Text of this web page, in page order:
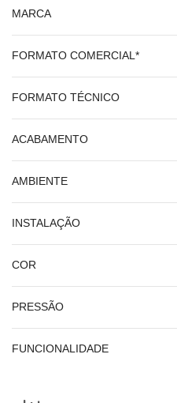
MARCA
FORMATO COMERCIAL*
FORMATO TÉCNICO
ACABAMENTO
AMBIENTE
INSTALAÇÃO
COR
PRESSÃO
FUNCIONALIDADE